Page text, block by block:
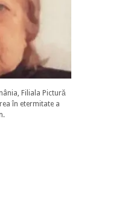
Filiala Pictură
în etermitate a